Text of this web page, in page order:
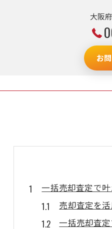
大阪
お
一括売却査定で
売却査定を
一括売却査